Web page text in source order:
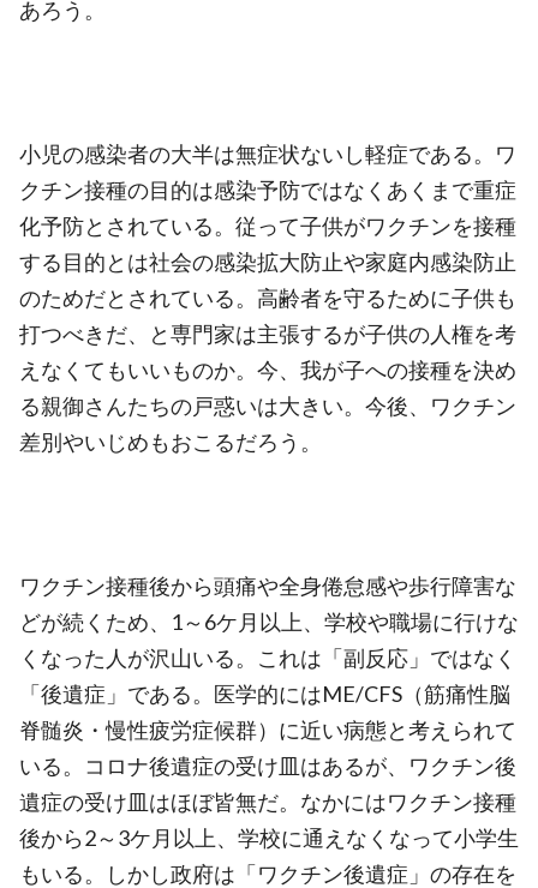
あろう。
小児の感染者の大半は無症状ないし軽症である。ワ
クチン接種の目的は感染予防ではなくあくまで重症
化予防とされている。従って子供がワクチンを接種
する目的とは社会の感染拡大防止や家庭内感染防止
のためだとされている。高齢者を守るために子供も
打つべきだ、と専門家は主張するが子供の人権を考
えなくてもいいものか。今、我が子への接種を決め
る親御さんたちの戸惑いは大きい。今後、ワクチン
差別やいじめもおこるだろう。
ワクチン接種後から頭痛や全身倦怠感や歩行障害な
どが続くため、1～6ケ月以上、学校や職場に行けな
くなった人が沢山いる。これは「副反応」ではなく
「後遺症」である。医学的にはME/CFS（筋痛性脳
脊髄炎・慢性疲労症候群）に近い病態と考えられて
いる。コロナ後遺症の受け皿はあるが、ワクチン後
遺症の受け皿はほぼ皆無だ。なかにはワクチン接種
後から2～3ケ月以上、学校に通えなくなって小学生
もいる。しかし政府は「ワクチン後遺症」の存在を